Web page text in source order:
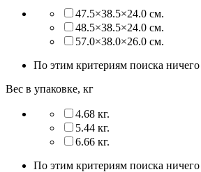
47.5×38.5×24.0 см.
48.5×38.5×24.0 см.
57.0×38.0×26.0 см.
По этим критериям поиска
Вес в упаковке, кг
4.68 кг.
5.44 кг.
6.66 кг.
По этим критериям поиска